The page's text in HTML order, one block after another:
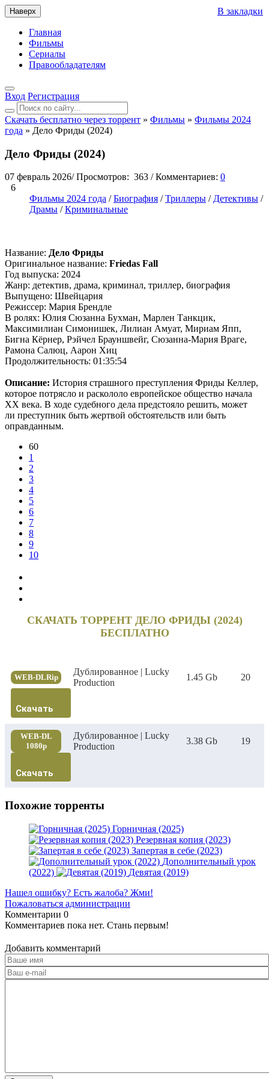
Наверх
Главная
Фильмы
Сериалы
Правообладателям
Вход Регистрация
Скачать бесплатно через торрент » Фильмы » Фильмы 2024
года » Дело Фриды (2024)
Дело Фриды (2024)
В закладки
07 февраль 2026/ Просмотров: 363 / Комментариев: 0
6
Фильмы 2024 года /Биография /Триллеры /Детективы /
Драмы /Криминальные
Название: Дело Фриды
Оригинальное название: Friedas Fall
Год выпуска: 2024
Жанр: детектив, драма, криминал, триллер, биография
Выпущено: Швейцария
Режиссер: Мария Брендле
В ролях: Юлия Сюзанна Бухман, Марлен Танкцик,
Максимилиан Симонишек, Лилиан Амуат, Мириам Япп,
Бигна Кёрнер, Рэйчел Брауншвейг, Сюзанна-Мария Враге,
Рамона Салюц, Аарон Хиц
Продолжительность: 01:35:54
Описание: История страшного преступления Фриды Келлер,
которое потрясло и раскололо европейское общество начала
XX века. В ходе судебного дела предстояло решить, может
ли преступник быть жертвой обстоятельств или быть
оправданным.
60
1
2
3
4
5
6
7
8
9
10
СКАЧАТЬ ТОРРЕНТ ДЕЛО ФРИДЫ (2024)
БЕСПЛАТНО
WEB-DLRip
Дублированное | Lucky
Production
1.45 Gb 20
Скачать
WEB-DL
1080p
Дублированное | Lucky
Production
3.38 Gb 19
Скачать
Похожие торренты
Горничная (2025)
Резервная копия (2023)
Запертая в себе (2023)
Дополнительный урок
(2022)
Девятая (2019)
Нашел ошибку? Есть жалоба? Жми!
Пожаловаться администрации
Комментарии 0
Комментариев пока нет. Стань первым!
Добавить комментарий